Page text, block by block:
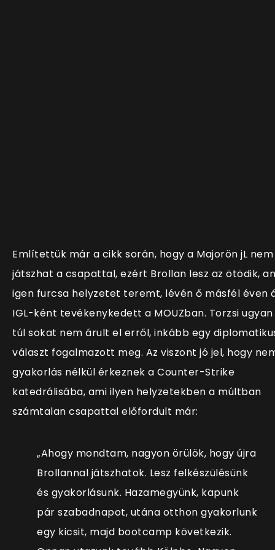
Említettük már a cikk során, hogy a Majorön jL nem
játszhat a csapattal, ezért Brollan lesz az ötödik,
igen furcsa helyzetet teremt, lévén ő másfél éven
IGL-ként tevékenykedett a MOUZban. Torzsi ugyan
túl sokat nem árult el erről, inkább egy
választ fogalmazott meg. Az viszont jó jel, hogy
gyakorlás nélkül érkeznek a Counter-Strike
katedrálisába, ami ilyen helyzetekben a múltban
számtalan csapattal előfordult már:
„Ahogy mondtam, nagyon örülök, hogy újra
Brollannal játszhatok. Lesz felkészülésünk
és gyakorlásunk. Hazamegyünk, kapunk
pár szabadnapot, utána otthon gyakorlunk
egy kicsit, majd bootcamp következik.